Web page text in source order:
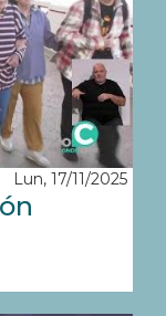
Lun, 17/11/2025